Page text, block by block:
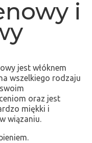
i
jest włóknem
wszelkiego rodzaju
oraz jest
miękki i
wiązaniu.